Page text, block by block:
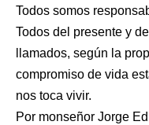
Todos somos
Todos del presente y
llamados, según la
compromiso de vida
nos toca vivir.
Por monseñor Jorge